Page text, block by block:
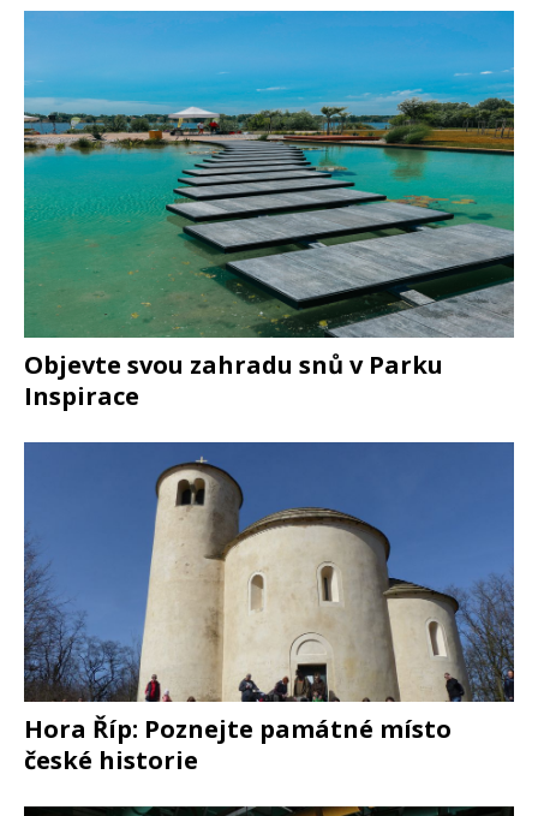
Objevte svou zahradu snů v Parku
Inspirace
Hora Říp: Poznejte památné místo
české historie